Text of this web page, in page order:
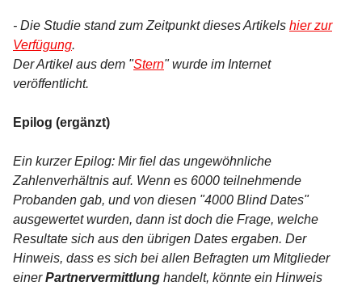
- Die Studie stand zum Zeitpunkt dieses Artikels hier zur
Verfügung.
Der Artikel aus dem "Stern" wurde im Internet
veröffentlicht.
Epilog (ergänzt)
Ein kurzer Epilog: Mir fiel das ungewöhnliche
Zahlenverhältnis auf. Wenn es 6000 teilnehmende
Probanden gab, und von diesen "4000 Blind Dates"
ausgewertet wurden, dann ist doch die Frage, welche
Resultate sich aus den übrigen Dates ergaben. Der
Hinweis, dass es sich bei allen Befragten um Mitglieder
einerPartnervermittlung handelt, könnte ein Hinweis